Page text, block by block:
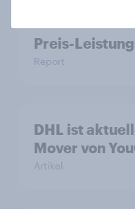
Preis-
Report
DHL ist
Mover von
Artikel